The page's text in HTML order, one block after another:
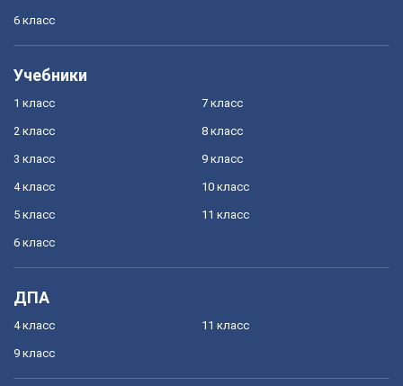
6 класс
Учебники
1 класс
2 класс
3 класс
4 класс
5 класс
6 класс
7 класс
8 класс
9 класс
10 класс
11 класс
ДПА
4 класс
9 класс
11 класс